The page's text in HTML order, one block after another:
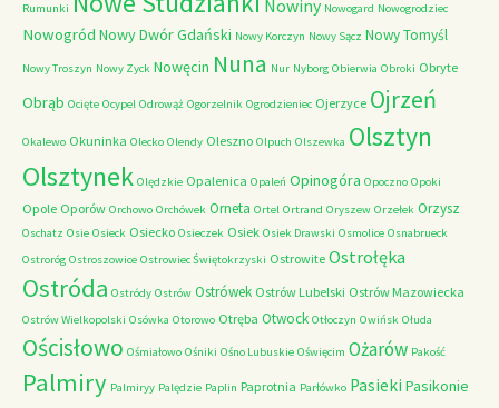
Rumunki Nowiny Nowogard Nowogrodziec
Nowogród Nowy Dwór Gdański Nowy Korczyn Nowy Sącz Nowy Tomyśl
Nowy Troszyn Nowy Zyck Nowęcin Nuna Nur Nyborg Obierwia Obroki Obryte
Obrąb Ocięte Ocypel Odrowąż Ogorzelnik Ogrodzieniec Ojerzyce Ojrzeń
Okalewo Okuninka Olecko Olendy Oleszno Olpuch Olszewka Olsztyn
Olsztynek Olędzkie Opalenica Opaleń Opinogóra Opoczno Opoki
Opole Oporów Orchowo Orchówek Orneta Ortel Ortrand Oryszew Orzełek Orzysz
Oschatz Osie Osieck Osiecko Osieczek Osiek Osiek Drawski Osmolice Osnabrueck
Ostroróg Ostroszowice Ostrowiec Świętokrzyski Ostrowite Ostrołęka
Ostróda Ostródy Ostrów Ostrówek Ostrów Lubelski Ostrów Mazowiecka
Ostrów Wielkopolski Osówka Otorowo Otręba Otwock Otłoczyn Owińsk Ołuda
Ościsłowo Ośmiałowo Ośniki Ośno Lubuskie Oświęcim Ożarów Pakość
Palmiry Palmiryy Palędzie Paplin Paprotnia Parłówko Pasieki Pasikonie